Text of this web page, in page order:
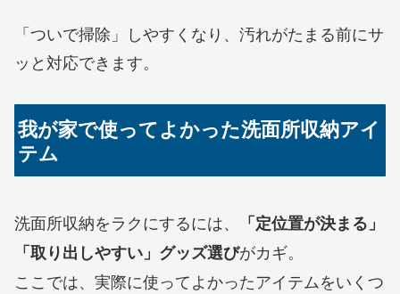
「ついで掃除」しやすくなり、汚れがたまる前にサ
ッと対応できます。
我が家で使ってよかった洗面所収納アイ
テム
洗面所収納をラクにするには、
「定位置が決まる」
「取り出しやすい」グッズ選びがカギ。
ここでは、実際に使ってよかったアイテムをいくつ